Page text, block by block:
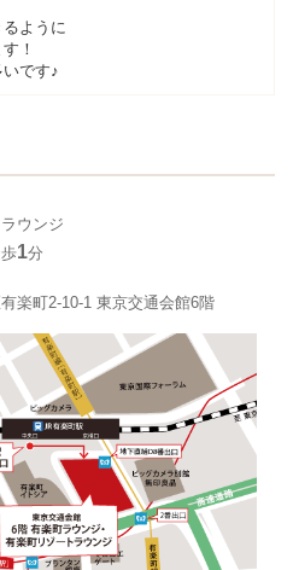
ように
！
です♪
ウンジ
1分
楽町2-10-1 東京交通会館6階